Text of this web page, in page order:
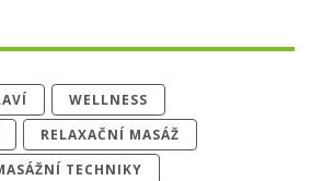
WELLNESS
RELAXAČNÍ MASÁŽ
TECHNIKY